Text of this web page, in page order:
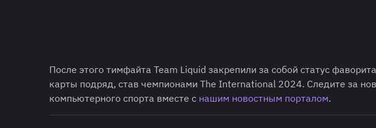
После этого тимфайта Team Liquid закрепили за собой статус
карты подряд, став чемпионами The International 2024. Следите за
компьютерного спорта вместе с нашим новостным порталом.